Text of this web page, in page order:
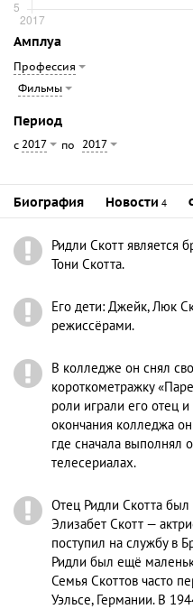
Амплуа
Профессия
Фильмы
Период
с 2017 по 2017
Биография Новости 4
Ридли Скотт является
Тони Скотта.
Его дети: Джейк, Люк
режиссёрами.
В колледже он снял
короткометражку
роли играли его отец
окончания колледжа
где сначала выполнял
телесериалах.
Отец Ридли Скотта
Элизабет Скотт —
поступил на службу в
Ридли был ещё
Семья Скоттов часто
Уэльсе, Германии. В